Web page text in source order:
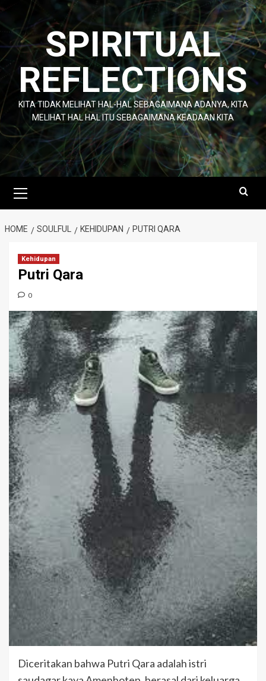
Skip
content
SPIRITUAL
REFLECTIONS
KITA TIDAK MELIHAT HAL-HAL SEBAGAIMANA ADANYA, KITA
MELIHAT HAL HAL ITU SEBAGAIMANA KEADAAN KITA
Menu
HOME SOULFUL KEHIDUPAN PUTRI QARA
Kehidupan
Putri Qara
0
Diceritakan bahwa Putri Qara adalah istri